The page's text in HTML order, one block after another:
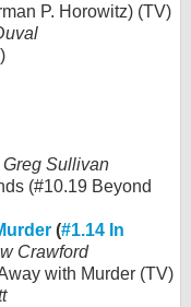
P. Horowitz) (TV)
Greg Sullivan
(#10.19 Beyond
(#1.14 In
Crawford
with Murder (TV)